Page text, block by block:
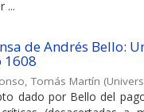
...
de Andrés Bello:
Tomás Martín (
dado por Bello del